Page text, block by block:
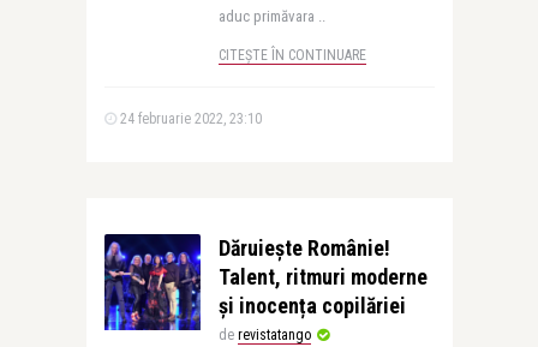
aduc primăvara ..
CITEȘTE ÎN CONTINUARE
24 februarie 2022, 23:10
Dăruiește Românie!
Talent, ritmuri moderne
și inocența copilăriei
de revistatango